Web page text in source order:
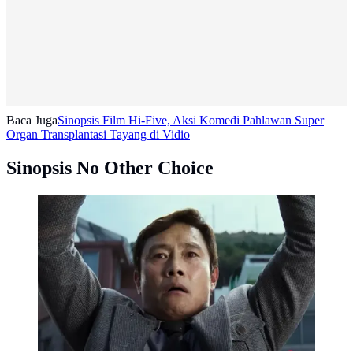
Baca JugaSinopsis Film Hi-Five, Aksi Komedi Pahlawan Super
Organ Transplantasi Tayang di Vidio
Sinopsis No Other Choice
No Other Choice (YouTube/NEON)